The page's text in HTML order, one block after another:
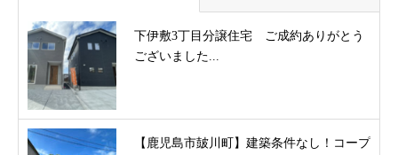
下伊敷3丁目分譲住宅 ご成約ありがとう
ございました...
【鹿児島市皷川町】建築条件なし！コープ